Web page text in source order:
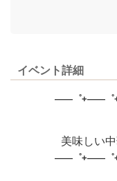
イベント詳細
――゜+――゜
美味しい
――゜+――゜